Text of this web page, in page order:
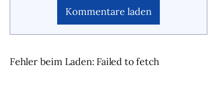
Kommentare laden
Fehler beim Laden: Failed to fetch